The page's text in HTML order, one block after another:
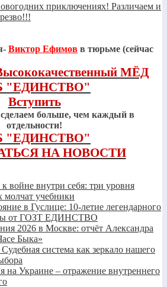
приключениях! Различаем и
Виктор Ефимов в тюрьме (сейчас
МЁД
"ЕДИНСТВО"
Вступить
больше, чем каждый в
отдельности!
"ЕДИНСТВО"
НА НОВОСТИ
войне внутри себя: три уровня
молчат учебники
в Гуслице: 10-летие легендарного
от ГОЗТ ЕДИНСТВО
2026 в Москве: отчёт Александра
Быка»
система как зеркало нашего
на Украине – отражение внутреннего